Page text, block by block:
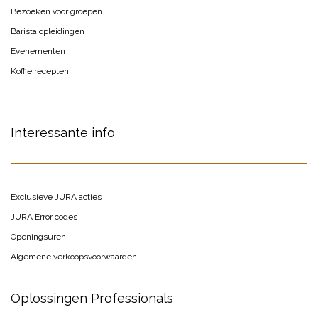
Bezoeken voor groepen
Barista opleidingen
Evenementen
Koffie recepten
Interessante info
Exclusieve JURA acties
JURA Error codes
Openingsuren
Algemene verkoopsvoorwaarden
Oplossingen Professionals